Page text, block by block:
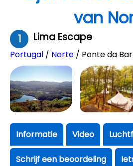
van
1 Lima Escape
Portugal / Norte / Ponte da
Informatie Video
Schrijf een beoordeling